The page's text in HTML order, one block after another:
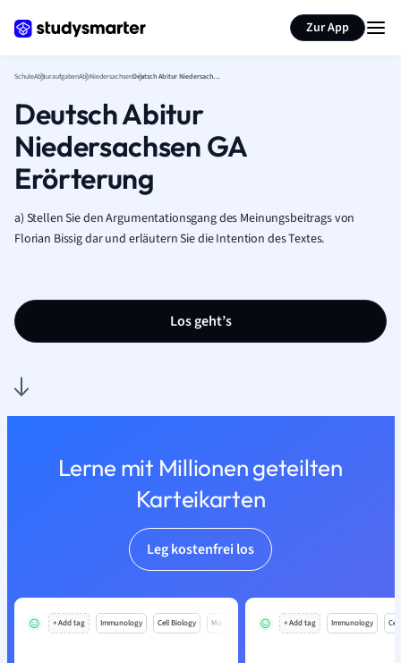
Zur App
SchuleAbituraufgabenAbi Niedersachsen Deutsch Abitur Niedersachsen GA Erörterung
Deutsch Abitur
Niedersachsen GA
Erörterung
a) Stellen Sie den Argumentationsgang des Meinungsbeitrags von
Florian Bissig dar und erläutern Sie die Intention des Textes.
Los geht’s
Lerne mit Millionen geteilten
Karteikarten
Leg kostenfrei los
+ Add tag Immunology Cell Biology Mo + Add tag Immunology
Seite zusammenfassen